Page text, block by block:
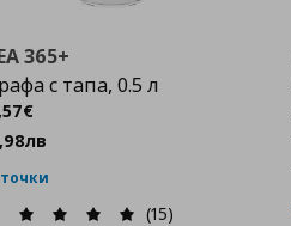
365+
с тапа, 0.5 л
,57€
,98лв
(15)